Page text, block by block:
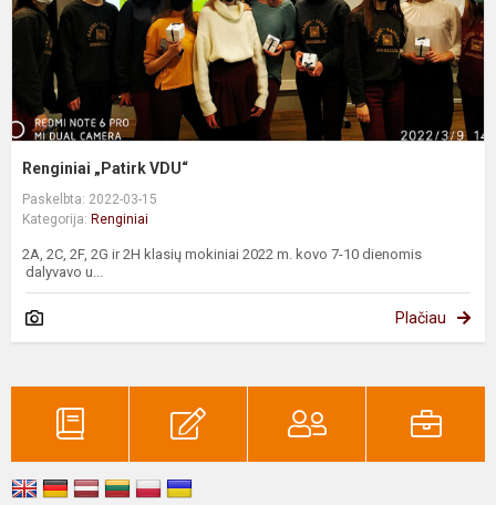
Renginiai „Patirk VDU“
Paskelbta: 2022-03-15
Kategorija: Renginiai
2A, 2C, 2F, 2G ir 2H klasių mokiniai 2022 m. kovo 7-10 dienomis
dalyvavo u...
Plačiau